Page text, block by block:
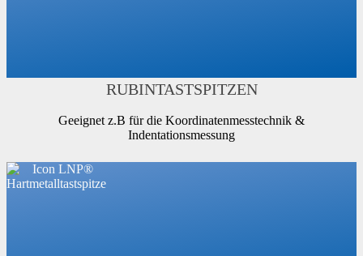
RUBINTASTSPITZEN
Geeignet z.B für die Koordinatenmesstechnik &
Indentationsmessung